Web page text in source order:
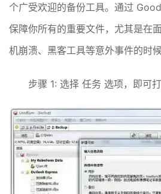
个广受欢迎的备份工具。通过
保障你所有的重要文件，尤其是在
机崩溃、黑客工具等意外事件的时候
步骤 1: 选择 任务 选项，即可